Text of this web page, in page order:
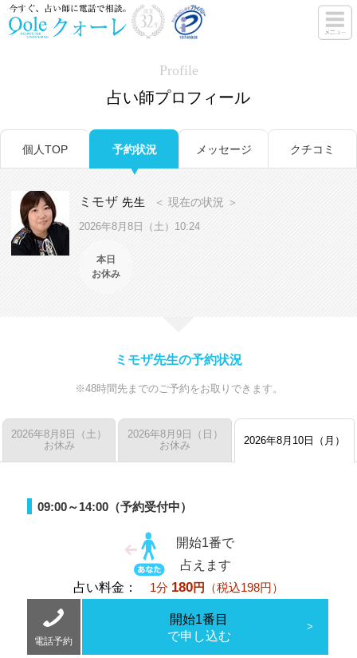
Profile
占い師プロフィール
個人TOP 予約状況 メッセージ クチコミ
ミモザ 先生 ＜ 現在の状況 ＞
2026年8月8日（土）10:24
本日
お休み
ミモザ先生の予約状況
※48時間先までのご予約をお取りできます。
2026年8月8日（土）
お休み
2026年8月9日（日）
お休み
2026年8月10日（月）
09:00～14:00（予約受付中）
開始1番で
占えます
占い料金： 1分 180円 （税込198円）
電話予約
開始1番目
で申し込む